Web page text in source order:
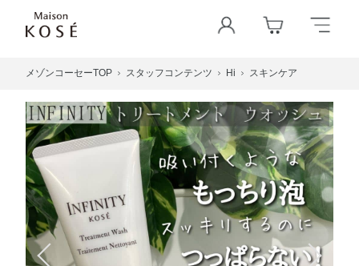
メゾンコーセーTOP スタッフコンテンツ Hi スキンケア